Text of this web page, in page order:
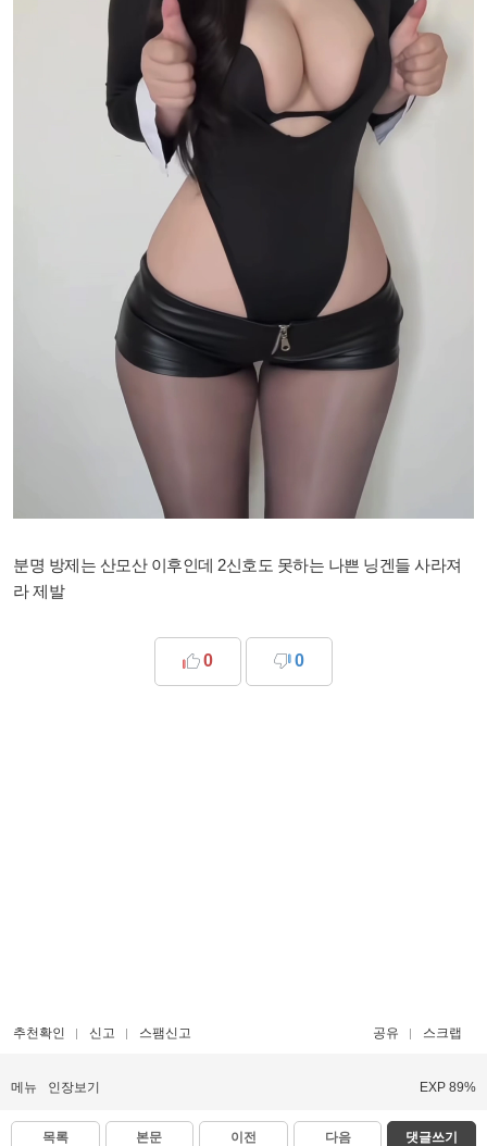
분명 방제는 산모산 이후인데 2신호도 못하는 나쁜 닝겐들 사라져
라 제발
0 0
추천확인 신고 스팸신고 공유 스크랩
메뉴 인장보기 EXP 89%
목록 본문 이전 다음 댓글쓰기